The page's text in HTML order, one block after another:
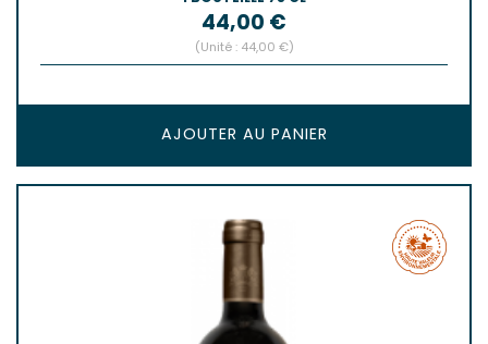
Prix
44,00 €
(Unité : 44,00 €)
AJOUTER AU PANIER